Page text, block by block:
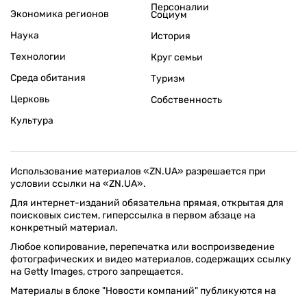
Экономика регионов
Персоналии
Наука
Технологии
Среда обитания
Церковь
Культура
Социум
История
Круг семьи
Туризм
Собственность
Использование материалов «ZN.UA» разрешается при
условии ссылки на «ZN.UA».
Для интернет-изданий обязательна прямая, открытая для
поисковых систем, гиперссылка в первом абзаце на
конкретный материал.
Любое копирование, перепечатка или воспроизведение
фотографических и видео материалов, содержащих ссылку
на Getty Images, строго запрещается.
Материалы в блоке "Новости компаний" публикуются на